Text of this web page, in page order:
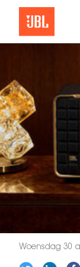
Woensdag 30